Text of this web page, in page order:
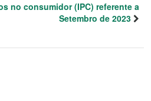
no consumidor (IPC) referente a
Setembro de 2023